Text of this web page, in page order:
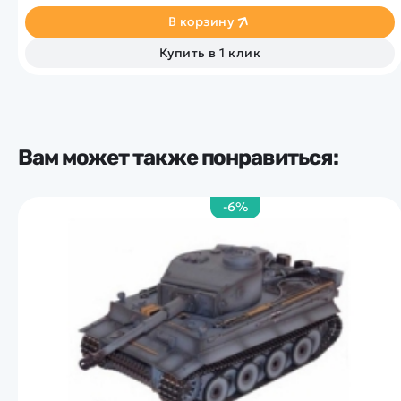
В корзину
Купить в 1 клик
Вам может также понравиться:
-6%